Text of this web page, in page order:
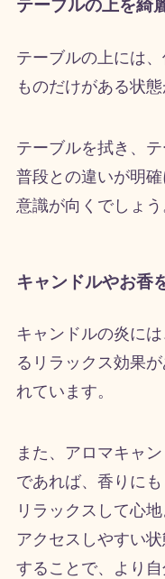
テーブルの上を綺
テーブルの上には
ものだけがある状態
テーブルを拭き、
普段との違いが明
意識が向くでしょう
キャンドルやお香
キャンドルの炎に
るリラックス効果
れています。
また、アロマキャ
であれば、香りに
リラックスして心
アクセスしやすい
することで、より